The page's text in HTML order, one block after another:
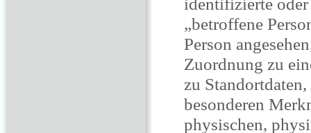
„betroffene
Person
Zuordnung zu
zu
besonderen
physischen,